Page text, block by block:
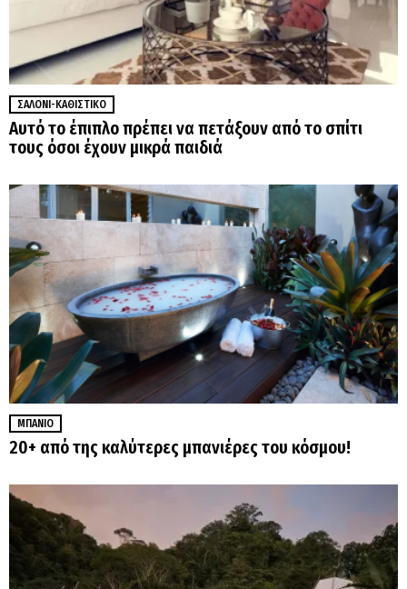
ΣΑΛΌΝΙ-ΚΑΘΙΣΤΙΚΌ
Αυτό το έπιπλο πρέπει να πετάξουν από το σπίτι
τους όσοι έχουν μικρά παιδιά
ΜΠΆΝΙΟ
20+ από της καλύτερες μπανιέρες του κόσμου!